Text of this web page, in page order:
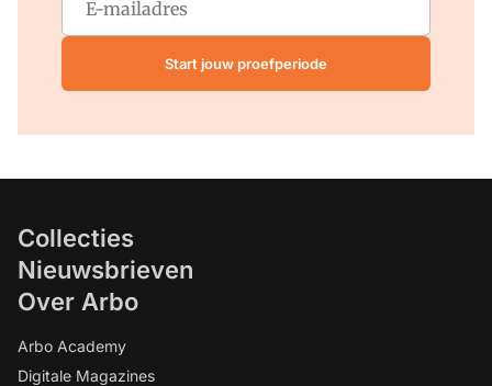
Start jouw proefperiode
Collecties
Nieuwsbrieven
Over Arbo
Arbo Academy
Digitale Magazines